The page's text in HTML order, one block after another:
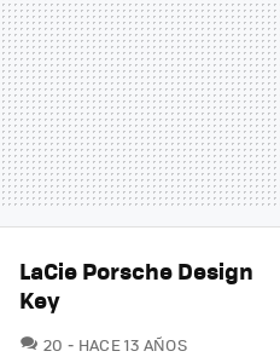
LaCie Porsche Design
Key
20 COMENTARIOS
HACE 13 AÑOS